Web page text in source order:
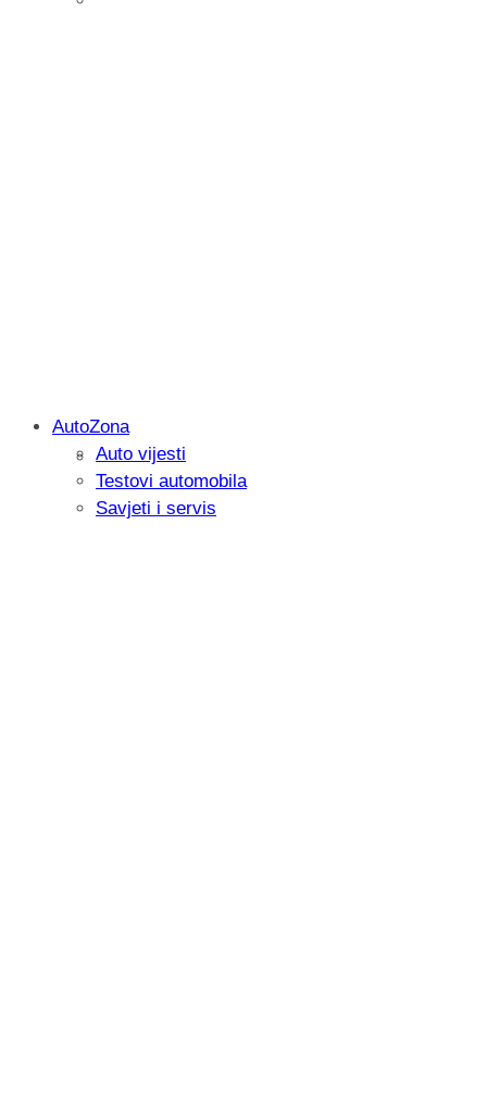
Savjetujemo: Što učiniti kada vaš
AutoZona
Auto vijesti
Testovi automobila
Savjeti i servis